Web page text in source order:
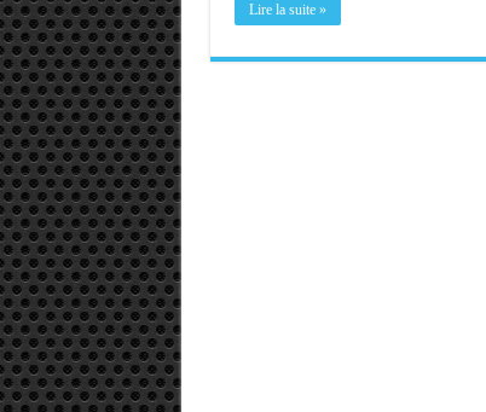
Lire la suite »